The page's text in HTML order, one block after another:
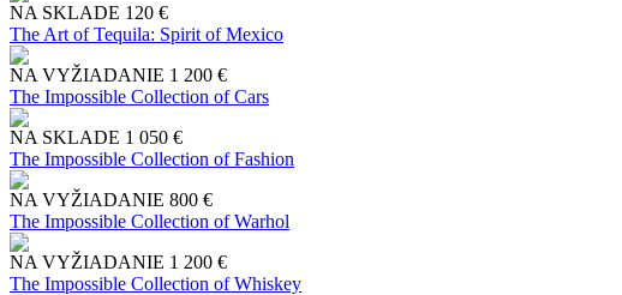
NA SKLADE 120 €
The Art of Tequila: Spirit of Mexico
NA VYŽIADANIE 1 200 €
The Impossible Collection of Cars
NA SKLADE 1 050 €
The Impossible Collection of Fashion
NA VYŽIADANIE 800 €
The Impossible Collection of Warhol
NA VYŽIADANIE 1 200 €
The Impossible Collection of Whiskey